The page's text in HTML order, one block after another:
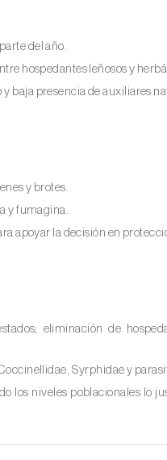
del año.
hospedantes leñosos y
baja presencia de auxiliares
y brotes.
y fumagina.
apoyar la decisión en
eliminación de
Syrphidae y
los niveles poblacionales lo